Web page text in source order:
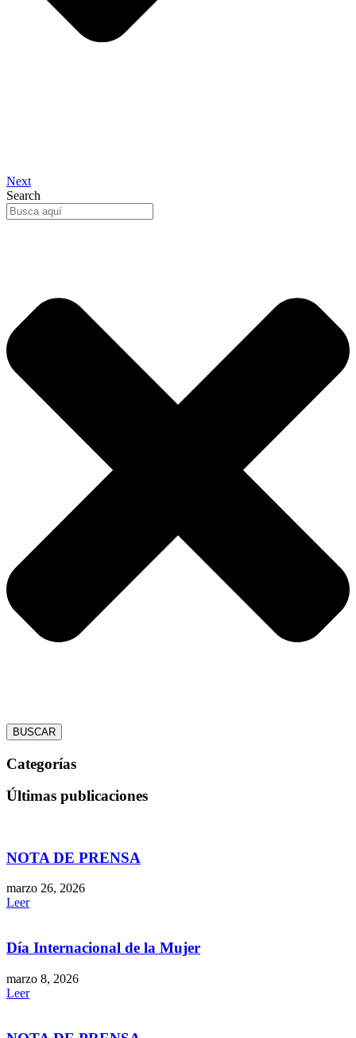
Next
Search
BUSCAR
Categorías
Últimas publicaciones
NOTA DE PRENSA
marzo 26, 2026
Leer
Día Internacional de la Mujer
marzo 8, 2026
Leer